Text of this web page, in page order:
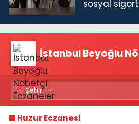
sosyal
İstanbul Beyoğlu
Huzur Eczanesi